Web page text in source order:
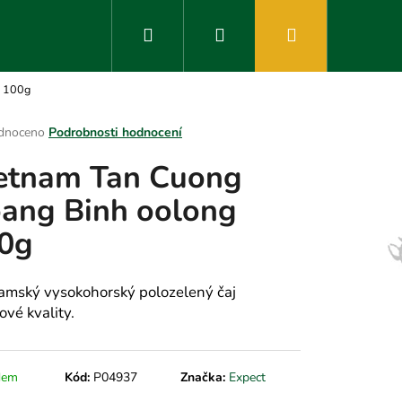
Hledat Přihlášení
100g
Podrobnosti hodnocení
Tan Cuong
Binh oolong
vysokohorský polozelený čaj
kvality.
Kód: P04937 Značka: Expect